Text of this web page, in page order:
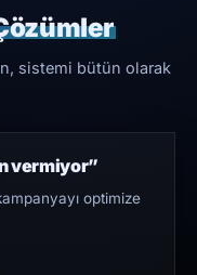
sistemi bütün olarak
vermiyor”
optimize